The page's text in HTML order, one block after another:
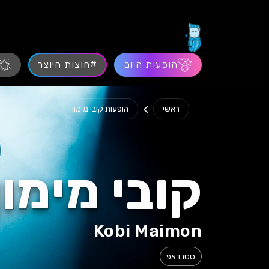
הופעות היום #חוצות היוצר
ראשי > הופעות קובי מימון
קובי
Kobi Maimon
סטנדאפ